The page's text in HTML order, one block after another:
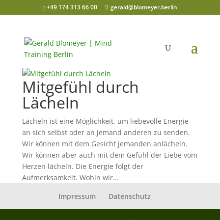
+49 174 313 66 00 gerald@blomeyer.berlin
Mitgefühl durch
Lächeln
Lächeln ist eine Möglichkeit, um liebevolle Energie
an sich selbst oder an jemand anderen zu senden.
Wir können mit dem Gesicht jemanden anlächeln.
Wir können aber auch mit dem Gefühl der Liebe vom
Herzen lächeln. Die Energie folgt der
Aufmerksamkeit. Wohin wir...
Impressum
Datenschutz